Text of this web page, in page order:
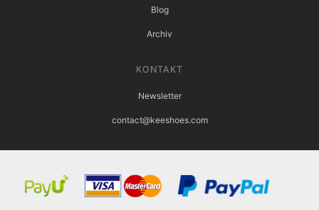
Blog
Archiv
KONTAKT
Newsletter
contact@keeshoes.com